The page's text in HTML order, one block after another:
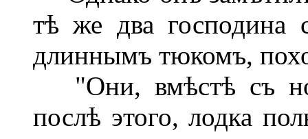
тѣ же два господина
длиннымъ тюкомъ,
"Они, вмѣстѣ съ
послѣ этого, лодка